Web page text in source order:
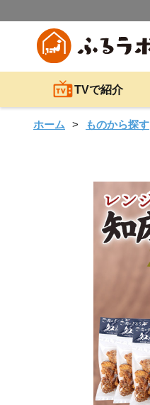
TVで紹介
ホーム ものから探す